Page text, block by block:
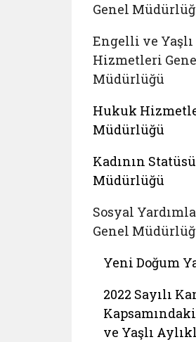
Genel
Engelli ve Yaşlı
Hizmetleri
Müdürlüğü
Hukuk
Müdürlüğü
Kadının
Müdürlüğü
Sosyal
Genel
Yeni Doğum
2022 Sayılı
ve Yaşlı